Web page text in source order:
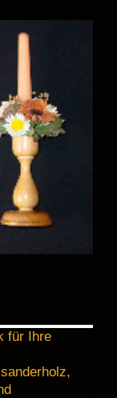
für Ihre